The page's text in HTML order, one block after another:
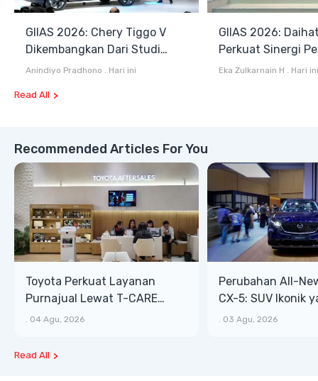
GIIAS 2026: Chery Tiggo V
Dikembangkan Dari Studi
Komprehensif di Indonesia
Anindiyo Pradhono . Hari ini
GIIAS 2026:
Perkuat Sinergi
dan Industri
Eka Zulkarnain H . Hari ini
Read All
Recommended Articles For You
Toyota Perkuat Layanan
Purnajual Lewat T-CARE
XTRA, Manfaat Lebih Besar
. 04 Agu, 2026
Perubahan All-
CX-5: SUV Ikonik
Bongsor, Mewah,
. 03 Agu, 2026
Read All